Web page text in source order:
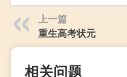
上一篇
重生高考状元
相关问题